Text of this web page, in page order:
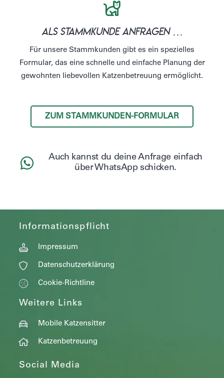
als Stammkunde anfragen …
Für unsere Stammkunden gibt es ein spezielles
Formular, das eine schnelle und einfache Planung der
gewohnten liebevollen Katzenbetreuung ermöglicht.
ZUM STAMMKUNDEN-FORMULAR
Auch kannst du deine Anfrage einfach
über WhatsApp schicken.
Informationspflicht
Impressum
Datenschutzerklärung
Cookie-Richtline
Weitere Links
Mobile Katzensitter
Katzenbetreuung
Social Media